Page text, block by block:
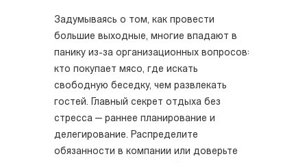
Задумываясь о том, как провести
большие выходные, многие впадают в
панику из-за организационных вопросов:
кто покупает мясо, где искать
свободную беседку, чем развлекать
гостей. Главный секрет отдыха без
стресса — раннее планирование и
делегирование. Распределите
обязанности в компании или доверьте